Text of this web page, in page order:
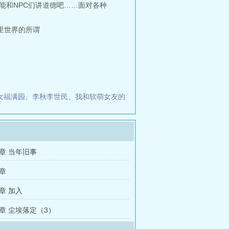
和NPC们讲道德吧……面对各种
世界的所谓
福满园 李秋李世民 我和软萌女友的
当年旧事
加入
尘埃落定（3）